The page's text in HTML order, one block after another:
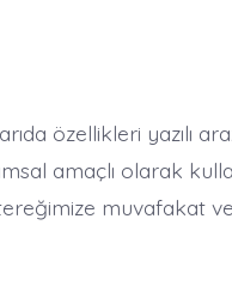
özellikleri yazılı
amaçlı olarak
muvafakat